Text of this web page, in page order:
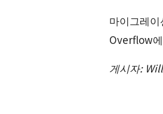
마이그레
Overflow
게시자: